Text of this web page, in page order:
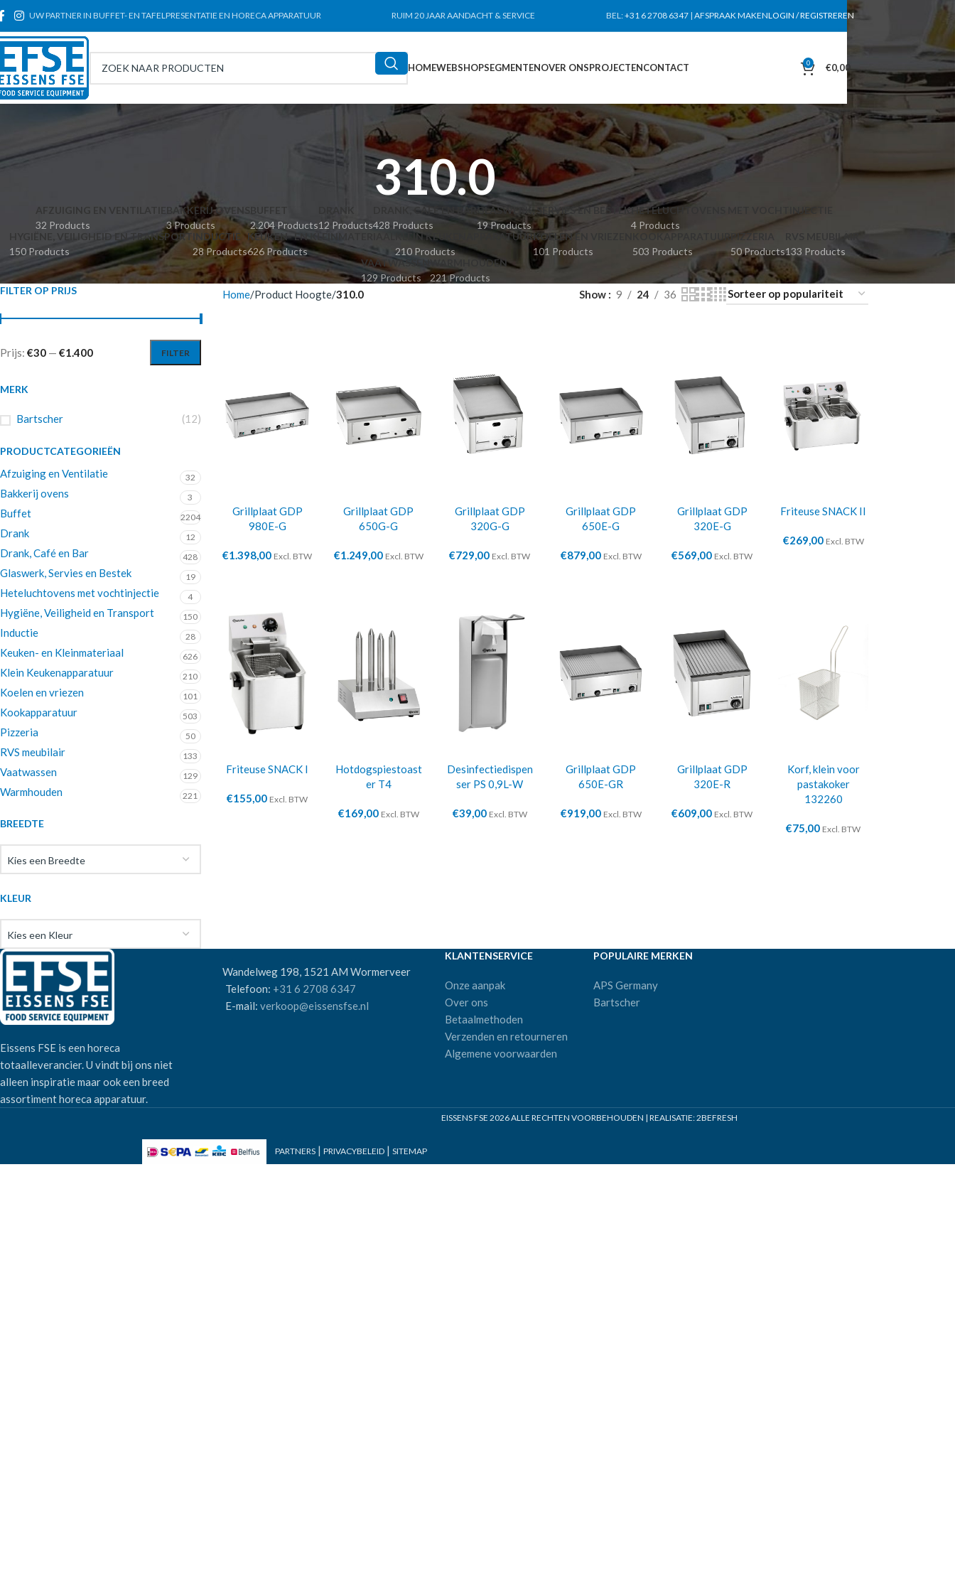
UW PARTNER IN BUFFET- EN TAFELPRESENTATIE EN HORECA APPARATUUR RUIM 20 JAAR AANDACHT & SERVICE BEL:+31 6 2708 6347 | AFSPRAAK MAKENLOGIN / REGISTREREN
HOMEWEBSHOPSEGMENTENOVER ONSPROJECTENCONTACT 0 €0,00
310.0
AFZUIGING EN VENTILATIE
32 Products
BAKKERIJ OVENS
3 Products
BUFFET
2.204 Products12 Products
DRANK, CAFÉ EN BAR
428 Products
GLASWERK, SERVIES EN BESTEK
19 Products
HETELUCHTOVENS MET VOCHTINJECTIE
4 Products
HYGIËNE, VEILIGHEID EN TRANSPORT
150 Products
INDUCTIE
28 Products
KEUKEN- EN KLEINMATERIAAL
626 Products
KLEIN KEUKENAPPARATUUR
210 Products
KOELEN EN VRIEZEN
101 Products
KOOKAPPARATUUR
503 Products
PIZZERIA
50 Products
RVS MEUBILAIR
133 Products
VAATWASSEN
129 Products
WARMHOUDEN
221 Products
FILTER OP PRIJS
FILTER
Prijs: €30 — €1.400
MERK
Bartscher (12)
PRODUCTCATEGORIEËN
Afzuiging en Ventilatie 32
Bakkerij ovens 3
Buffet 2204
Drank 12
Drank, Café en Bar 428
Glaswerk, Servies en Bestek 19
Heteluchtovens met vochtinjectie 4
Hygiëne, Veiligheid en Transport 150
Inductie 28
Keuken- en Kleinmateriaal 626
Klein Keukenapparatuur 210
Koelen en vriezen 101
Kookapparatuur 503
Pizzeria 50
RVS meubilair 133
Vaatwassen 129
Warmhouden 221
BREEDTE
Kies een Breedte
KLEUR
Kies een Kleur
Home Product Hoogte 310.0 Show 9 24 36
Grillplaat GDP
980E-G
€1.398,00 Excl. BTW
Grillplaat GDP
650G-G
€1.249,00 Excl. BTW
Grillplaat GDP
320G-G
€729,00 Excl. BTW
Grillplaat GDP
650E-G
€879,00 Excl. BTW
Grillplaat GDP
320E-G
€569,00 Excl. BTW
Friteuse SNACK II
€269,00 Excl. BTW
Friteuse SNACK I
€155,00 Excl. BTW
Hotdogspiestoast
er T4
€169,00 Excl. BTW
Desinfectiedispen
ser PS 0,9L-W
€39,00 Excl. BTW
Grillplaat GDP
650E-GR
€919,00 Excl. BTW
Grillplaat GDP
320E-R
€609,00 Excl. BTW
Korf, klein voor
pastakoker
132260
€75,00 Excl. BTW
Eissens FSE is een horeca
totaalleverancier. U vindt bij ons niet
alleen inspiratie maar ook een breed
assortiment horeca apparatuur.
Wandelweg 198, 1521 AM Wormerveer
Telefoon: +31 6 2708 6347
E-mail: verkoop@eissensfse.nl
KLANTENSERVICE
Onze aanpak
Over ons
Betaalmethoden
Verzenden en retourneren
Algemene voorwaarden
POPULAIRE MERKEN
APS Germany
Bartscher
EISSENS FSE 2026 ALLE RECHTEN VOORBEHOUDEN | REALISATIE:2BEFRESH
PARTNERS | PRIVACYBELEID | SITEMAP